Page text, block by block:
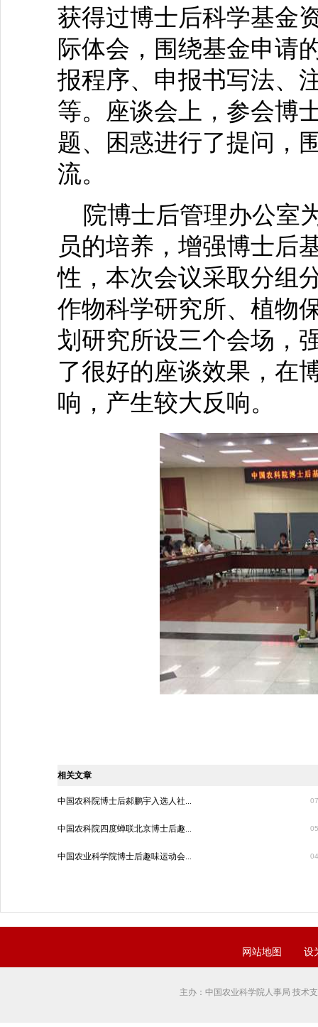
获得过博士后科学基金
际体会，围绕基金申请
报程序、申报书写法、
等。座谈会上，参会博
题、困惑进行了提问，
流。
院博士后管理办公室
员的培养，增强博士后
性，本次会议采取分组
作物科学研究所、植物
划研究所设三个会场，
了很好的座谈效果，在
响，产生较大反响。
相关文章
中国农科院博士后郝鹏宇入选人社...
中国农科院四度蝉联北京博士后趣...
中国农业科学院博士后趣味运动会...
网站地图 设
主办：中国农业科学院人事局 技术